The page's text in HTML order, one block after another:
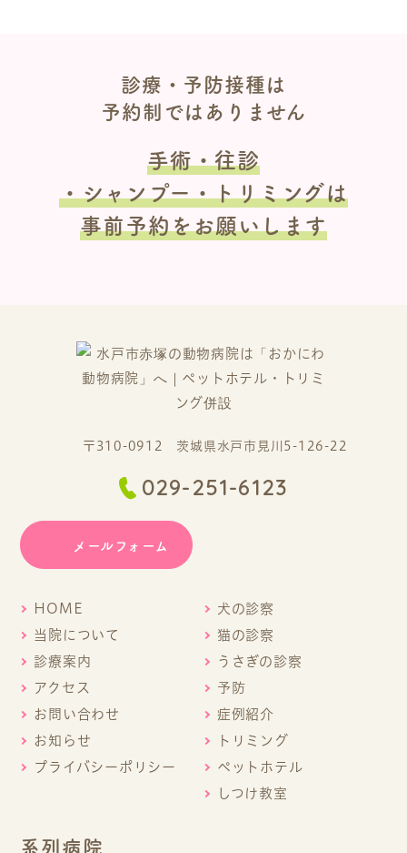
診療・予防接種は
予約制ではありません
手術・往診
・シャンプー・トリミングは
事前予約をお願いします
〒310-0912 茨城県水戸市見川5-126-22
029-251-6123
メールフォーム
HOME
当院について
診療案内
アクセス
お問い合わせ
お知らせ
プライバシーポリシー
犬の診察
猫の診察
うさぎの診察
予防
症例紹介
トリミング
ペットホテル
しつけ教室
系列病院